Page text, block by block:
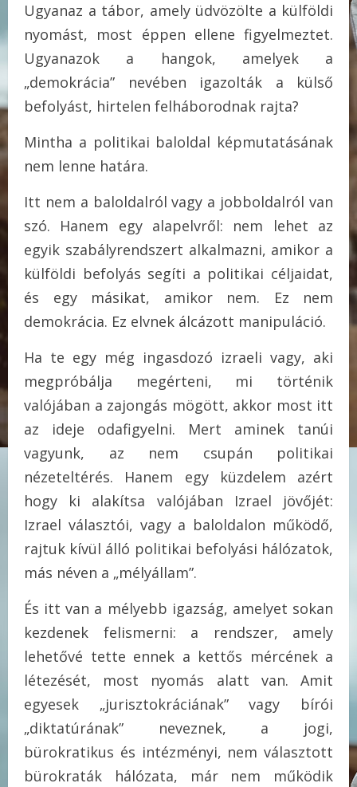
Ugyanaz a tábor, amely üdvözölte a külföldi
nyomást, most éppen ellene figyelmeztet.
Ugyanazok a hangok, amelyek a
„demokrácia” nevében igazolták a külső
befolyást, hirtelen felháborodnak rajta?
Mintha a politikai baloldal képmutatásának
nem lenne határa.
Itt nem a baloldalról vagy a jobboldalról van
szó. Hanem egy alapelvről: nem lehet az
egyik szabályrendszert alkalmazni, amikor a
külföldi befolyás segíti a politikai céljaidat,
és egy másikat, amikor nem. Ez nem
demokrácia. Ez elvnek álcázott manipuláció.
Ha te egy még ingasdozó izraeli vagy, aki
megpróbálja megérteni, mi történik
valójában a zajongás mögött, akkor most itt
az ideje odafigyelni. Mert aminek tanúi
vagyunk, az nem csupán politikai
nézeteltérés. Hanem egy küzdelem azért
hogy ki alakítsa valójában Izrael jövőjét:
Izrael választói, vagy a baloldalon működő,
rajtuk kívül álló politikai befolyási hálózatok,
más néven a „mélyállam”.
És itt van a mélyebb igazság, amelyet sokan
kezdenek felismerni: a rendszer, amely
lehetővé tette ennek a kettős mércének a
létezését, most nyomás alatt van. Amit
egyesek „jurisztokráciának” vagy bírói
„diktatúrának” neveznek, a jogi,
bürokratikus és intézményi, nem választott
bürokraták hálózata, már nem működik